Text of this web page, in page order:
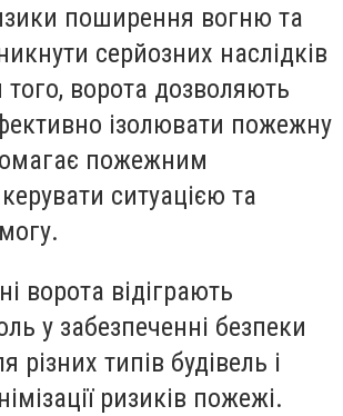
поширення вогню та
серйозних наслідків
ворота дозволяють
ізолювати пожежну
пожежним
ситуацією та
ворота відіграють
у забезпеченні безпеки
різних типів будівель і
ризиків пожежі.